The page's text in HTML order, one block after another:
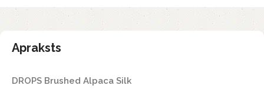
Apraksts
DROPS Brushed Alpaca Silk